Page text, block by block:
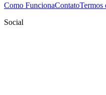
Como FuncionaContatoTermos
Social